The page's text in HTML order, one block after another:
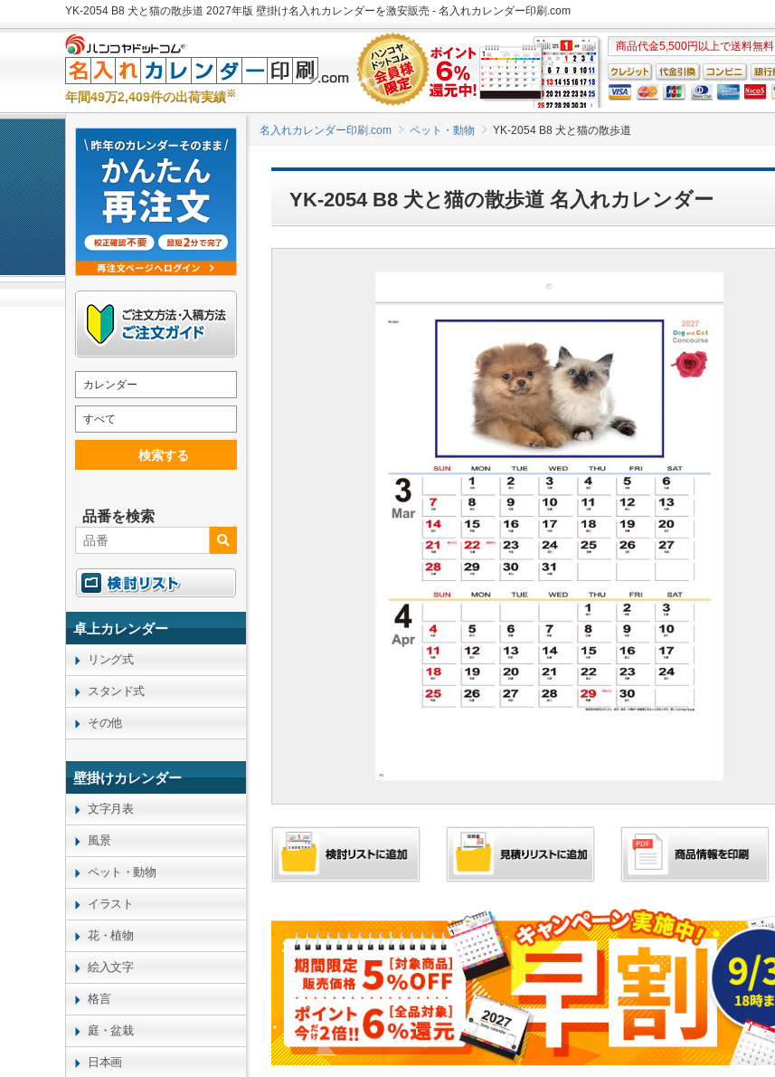
YK-2054 B8 犬と猫の散歩道 2027年版 壁掛け名入れカレンダーを激安販売 - 名入れカレンダー印刷.com
年間49万2,409件の出荷実績※
商品代金5,500円以上で送料無料
名入れカレンダー印刷.com ペット・動物 YK-2054 B8 犬と猫の散歩道
YK-2054 B8 犬と猫の散歩道 名入れカレンダー
カレンダー
すべて
検索する
品番を検索
卓上カレンダー
リング式
スタンド式
その他
壁掛けカレンダー
文字月表
風景
ペット・動物
イラスト
花・植物
絵入文字
格言
庭・盆栽
日本画